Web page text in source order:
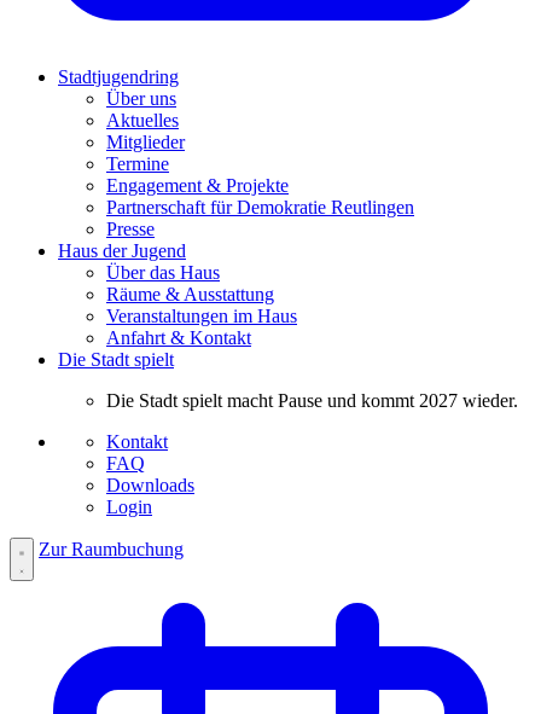
Stadtjugendring
Über uns
Aktuelles
Mitglieder
Termine
Engagement & Projekte
Partnerschaft für Demokratie Reutlingen
Presse
Haus der Jugend
Über das Haus
Räume & Ausstattung
Veranstaltungen im Haus
Anfahrt & Kontakt
Die Stadt spielt
Die Stadt spielt macht Pause und kommt 2027 wieder.
Kontakt
FAQ
Downloads
Login
Zur Raumbuchung